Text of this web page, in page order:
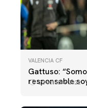
VALENCIA CF
Gattuso:
responsable
22 octubre 2022